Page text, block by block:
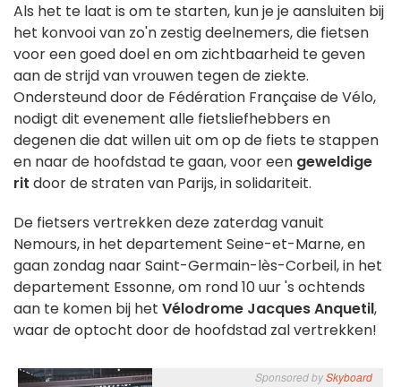
Als het te laat is om te starten, kun je je aansluiten bij
het konvooi van zo'n zestig deelnemers, die fietsen
voor een goed doel en om zichtbaarheid te geven
aan de strijd van vrouwen tegen de ziekte.
Ondersteund door de Fédération Française de Vélo,
nodigt dit evenement alle fietsliefhebbers en
degenen die dat willen uit om op de fiets te stappen
en naar de hoofdstad te gaan, voor een geweldige
rit door de straten van Parijs, in solidariteit.
De fietsers vertrekken deze zaterdag vanuit
Nemours, in het departement Seine-et-Marne, en
gaan zondag naar Saint-Germain-lès-Corbeil, in het
departement Essonne, om rond 10 uur 's ochtends
aan te komen bij het Vélodrome Jacques Anquetil,
waar de optocht door de hoofdstad zal vertrekken!